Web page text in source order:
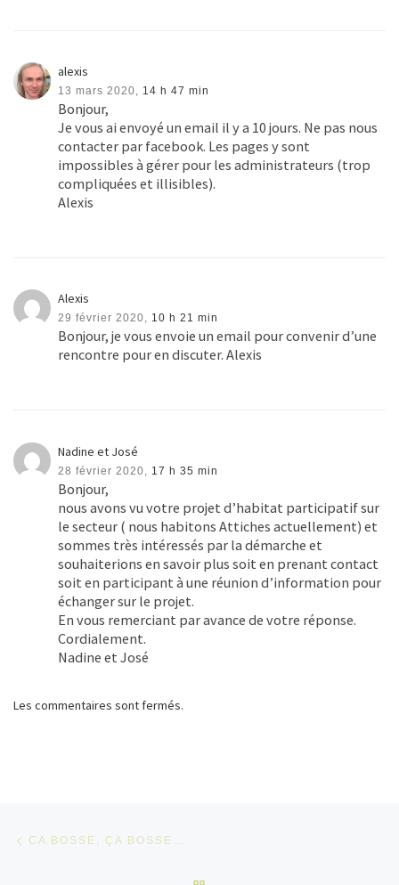
alexis
13 mars 2020, 14 h 47 min
Bonjour,
Je vous ai envoyé un email il y a 10 jours. Ne pas nous
contacter par facebook. Les pages y sont
impossibles à gérer pour les administrateurs (trop
compliquées et illisibles).
Alexis
Alexis
29 février 2020, 10 h 21 min
Bonjour, je vous envoie un email pour convenir d’une
rencontre pour en discuter. Alexis
Nadine et José
28 février 2020, 17 h 35 min
Bonjour,
nous avons vu votre projet d’habitat participatif sur
le secteur ( nous habitons Attiches actuellement) et
sommes très intéressés par la démarche et
souhaiterions en savoir plus soit en prenant contact
soit en participant à une réunion d’information pour
échanger sur le projet.
En vous remerciant par avance de votre réponse.
Cordialement.
Nadine et José
Les commentaires sont fermés.
Parcourir les articles
CA BOSSE, ÇA BOSSE…